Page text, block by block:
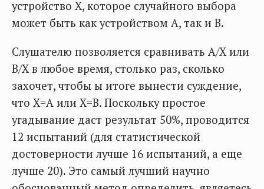
устройство Х, которое случайного выбора
может быть как устройством А, так и В.
Слушателю позволяется сравнивать А/Х или
В/Х в любое время, столько раз, сколько
захочет, чтобы ы итоге вынести суждение,
что Х=А или Х=В. Поскольку простое
угадывание даст результат 50%, проводится
12 испытаний (для статистической
достоверности лучше 16 испытаний, а еще
лучше 20). Это самый лучший научно